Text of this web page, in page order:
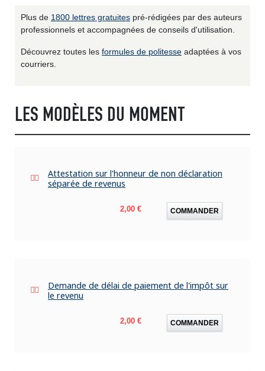
Plus de 1800 lettres gratuites pré-rédigées par des auteurs
professionnels et accompagnées de conseils d'utilisation.
Découvrez toutes les formules de politesse adaptées à vos
courriers.
LES MODÈLES DU MOMENT
Attestation sur l'honneur de non déclaration
séparée de revenus
Prix
2,00 € COMMANDER
Demande de délai de paiement de l'impôt sur
le revenu
Prix
2,00 € COMMANDER